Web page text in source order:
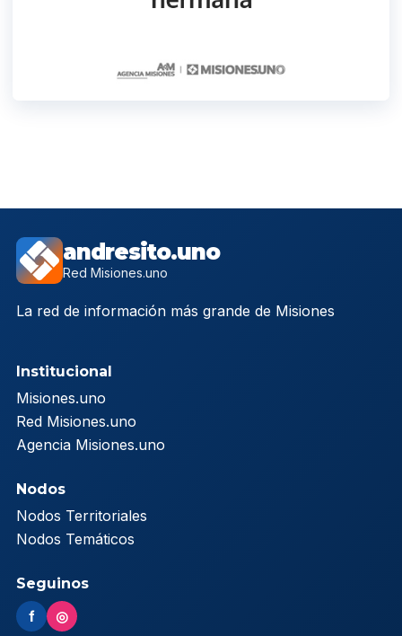
andresito.uno
Red Misiones.uno
La red de información más grande de Misiones
Institucional
Misiones.uno
Red Misiones.uno
Agencia Misiones.uno
Nodos
Nodos Territoriales
Nodos Temáticos
Seguinos
f ◎